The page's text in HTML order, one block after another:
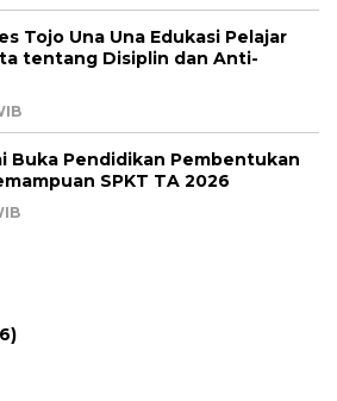
Tojo Una Una Edukasi Pelajar
tentang Disiplin dan Anti-
Buka Pendidikan Pembentukan
SPKT TA 2026